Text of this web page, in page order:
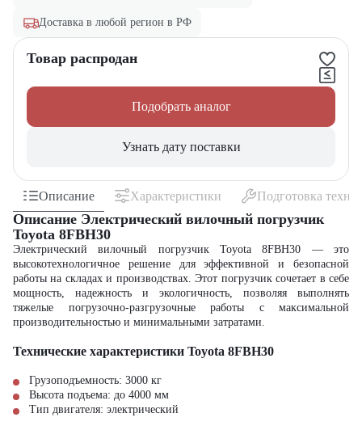
Доставка в любой регион в РФ
Товар распродан
Подобрать аналог
Узнать дату поставки
Описание Характеристики Подготовка
Описание Электрический вилочный погрузчик
Toyota 8FBH30
Электрический вилочный погрузчик Toyota 8FBH30 — это
высокотехнологичное решение для эффективной и безопасной
работы на складах и производствах. Этот погрузчик сочетает в себе
мощность, надежность и экологичность, позволяя выполнять
тяжелые погрузочно-разгрузочные работы с максимальной
производительностью и минимальными затратами.
Технические характеристики Toyota 8FBH30
Грузоподъемность: 3000 кг
Высота подъема: до 4000 мм
Тип двигателя: электрический